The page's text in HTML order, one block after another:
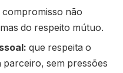
compromisso não
do respeito mútuo.
que respeita o
parceiro, sem pressões